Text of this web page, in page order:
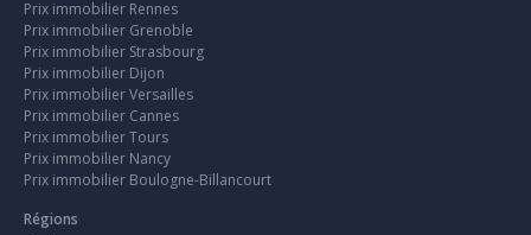
Prix immobilier Rennes
Prix immobilier Grenoble
Prix immobilier Strasbourg
Prix immobilier Dijon
Prix immobilier Versailles
Prix immobilier Cannes
Prix immobilier Tours
Prix immobilier Nancy
Prix immobilier Boulogne-Billancourt
Régions